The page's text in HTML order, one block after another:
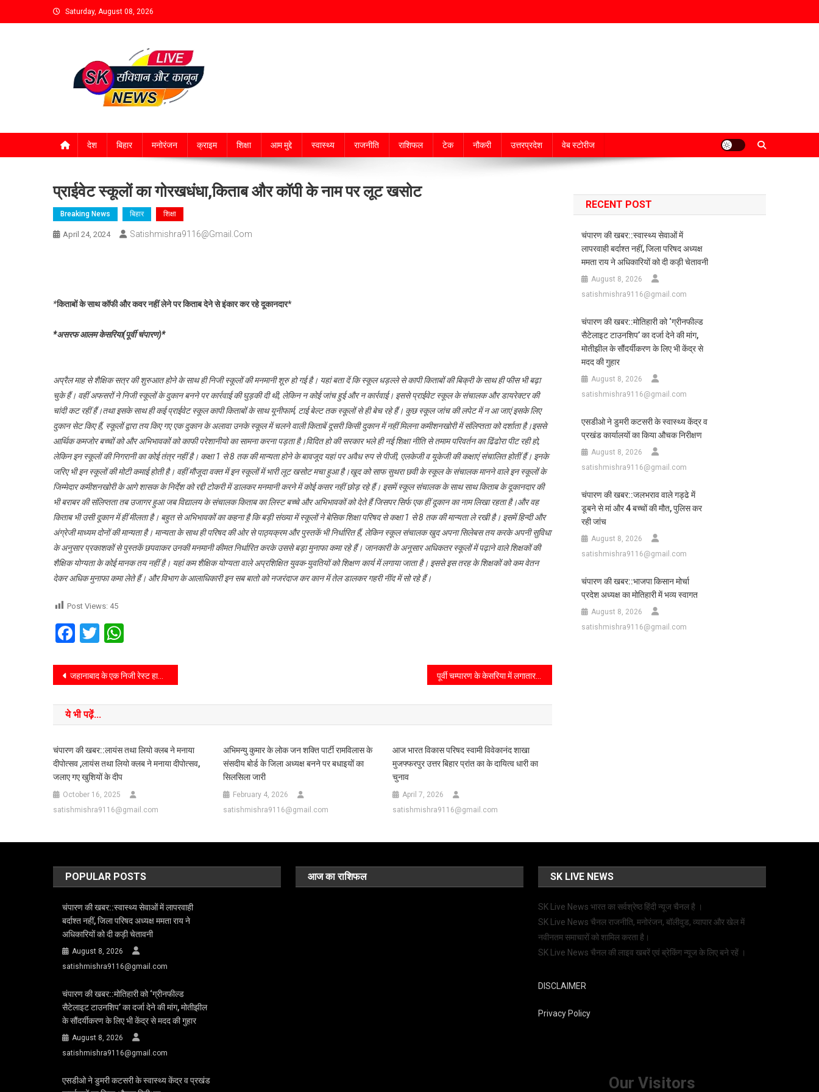
Saturday, August 08, 2026
देश बिहार मनोरंजन क्राइम शिक्षा आम मुद्दे स्वास्थ्य राजनीति राशिफल टेक नौकरी उत्तरप्रदेश वेब स्टोरीज
प्राईवेट स्कूलों का गोरखधंधा,किताब और कॉपी के नाम पर लूट खसोट
Breaking News बिहार शिक्षा
April 24, 2024 Satishmishra9116@gmail.com
*किताबों के साथ कॉफी और कवर नहीं लेने पर किताब देने से इंकार कर रहे दूकानदार*
*असरफ आलम केसरिया(पूर्वी चंपारण)*
अप्रैल माह से शैक्षिक सत्र की शुरुआत होने के साथ ही निजी स्कूलों की मनमानी शूरु हो गई है। यहां बता दें कि स्कूल धड़ल्ले से कापी किताबों की बिक्री के साथ ही फीस भी बढ़ा
चुके हैं। वहीं अफसरों ने निजी स्कूलों के दुकान बनने पर कार्रवाई की घुड़की दी थी, लेकिन न कोई जांच हुई और न कार्रवाई। इससे प्राईवेट स्कूल के संचालक और डायरेक्टर की
चांदी कट रहीं हैं।तथा इसके साथ ही कई प्राईवेट स्कूल कापी किताबों के साथ यूनीफार्म, टाई बेल्ट तक स्कूलों से ही बेच रहे हैं। कुछ स्कूल जांच की लपेट में न आ जाएं इसके लिए
दुकान सेट किए हैं, स्कूलों द्वारा तय किए गए एक दुकान के अलावा उनके स्कूल में चलने वाली किताबें दूसरी किसी दुकान में नहीं मिलना कमीशनखोरी में संलिप्तता को दर्शाता है।इससे
आर्थिक कमजोर बच्चों को और अभिभावकों को काफी परेशानीयो का सामना करना पड़ता है।विदित हो की सरकार भले ही नई शिक्षा नीति से तमाम परिवर्तन का ढिंढोरा पीट रही हो,
लेकिन इन स्कूलों की निगरानी का कोई तंत्र नहीं है। कक्षा 1 से 8 तक की मान्यता होने के बावजूद यहां पर अवैध रुप से पीजी, एलकेजी व यूकेजी की कक्षाएं संचालित होतीं हैं। इनके
जरिए भी इन स्कूलों की मोटी कमाई होती है। वहीं मौजूदा वक्त में इन स्कूलों में भारी लूट खसोट मचा हुआ है।खूद को साफ सुथरा छवी के स्कूल के संचालक मानने वाले इन स्कूलों के
जिम्मेदार कमीशनखोरी के आगे शासक के निर्देश को रद्दी टोकरी में डालकर मनमानी करने में कोई कसर नहीं छोड़ रहे हैं। इसमें स्कूल संचालक के साथ साथ किताब के दूकानदार की
भी बराबर की संलिप्तता तब उजागर हुआ जब विद्यालय के संचालक किताब का लिस्ट बच्चे और अभिभावकों को देते हैं जिसपर सिर्फ एक हीं दूकान का नाम लिखा रहता है।और वह
किताब भी उसी दूकान में हीं मीलता है। बहुत से अभिभावकों का कहना है कि बड़ी संख्या में स्कूलों ने बेसिक शिक्षा परिषद से कक्षा 1 से 8 तक की मान्यता ले रखी है। इसमें हिन्दी और
अंग्रेजी माध्यम दोनों की मान्यता है। मान्यता के साथ ही परिषद की ओर से पाठ्यक्रम और पुस्तकें भी निर्धारित हैं, लेकिन स्कूल संचालक खुद अपना सिलेबस तय करके अपनी सुविधा
के अनुसार प्रकाशकों से पुस्तकें छपवाकर उनकी मनमानी कीमत निर्धारित करके उससे बड़ा मुनाफा कमा रहे हैं। जानकारी के अनूसार अधिकतर स्कूलों में पढ़ाने वाले शिक्षकों की
शैक्षिक योग्यता के कोई मानक तय नहीं है। यहां कम शैक्षिक योग्यता वाले अप्रशिक्षित युवक-युवतियों को शिक्षण कार्य में लगाया जाता है। इससे इस तरह के शिक्षकों को कम वेतन
देकर अधिक मुनाफा कमा लेते हैं। और विभाग के आलाधिकारी इन सब बातो को नजरंदाज कर कान में तेल डालकर गहरी नींद में सो रहे हैं।
Post Views: 45
Facebook
Twitter
जहानाबाद के एक निजी रेस्ट हाउस में बाबु वीर कुंवर सिंह की 167 वाॅ विजयोत्सव पर दिया गया भावभीनी श्रद्धांजलि। पूर्वी चम्पारण के केसरिया में लगातार मोटरसाइकिल चोर गिरोह सक्रिय होता हुआ नजर आ रहा है
ये भी पढ़ें...
चंपारण की खबर::लायंस तथा लियो क्लब ने मनाया
दीपोत्सव ,लायंस तथा लियो क्लब ने मनाया दीपोत्सव,
जलाए गए खुशियों के दीप
October 16, 2025
satishmishra9116@gmail.com
अभिमन्यु कुमार के लोक जन शक्ति पार्टी रामविलास के
संसदीय बोर्ड के जिला अध्यक्ष बनने पर बधाइयों का
सिलसिला जारी
February 4, 2026
satishmishra9116@gmail.com
आज भारत विकास परिषद स्वामी विवेकानंद शाखा
मुजफ्फरपुर उत्तर बिहार प्रांत का के दायित्व धारी का
चुनाव
April 7, 2026
satishmishra9116@gmail.com
RECENT POST
चंपारण की खबर::स्वास्थ्य सेवाओं में
लापरवाही बर्दाश्त नहीं, जिला परिषद अध्यक्ष
ममता राय ने अधिकारियों को दी कड़ी चेतावनी
August 8, 2026
satishmishra9116@gmail.com
चंपारण की खबर::मोतिहारी को ‘ग्रीनफील्ड
सैटेलाइट टाउनशिप’ का दर्जा देने की मांग,
मोतीझील के सौंदर्यीकरण के लिए भी केंद्र से
मदद की गुहार
August 8, 2026
satishmishra9116@gmail.com
एसडीओ ने डुमरी कटसरी के स्वास्थ्य केंद्र व
प्रखंड कार्यालयों का किया औचक निरीक्षण
August 8, 2026
satishmishra9116@gmail.com
चंपारण की खबर::जलभराव वाले गड्ढे में
डूबने से मां और 4 बच्चों की मौत, पुलिस कर
रही जांच
August 8, 2026
satishmishra9116@gmail.com
चंपारण की खबर::भाजपा किसान मोर्चा
प्रदेश अध्यक्ष का मोतिहारी में भव्य स्वागत
August 8, 2026
satishmishra9116@gmail.com
POPULAR POSTS
चंपारण की खबर::स्वास्थ्य सेवाओं में लापरवाही
बर्दाश्त नहीं, जिला परिषद अध्यक्ष ममता राय ने
अधिकारियों को दी कड़ी चेतावनी
August 8, 2026
satishmishra9116@gmail.com
चंपारण की खबर::मोतिहारी को ‘ग्रीनफील्ड
सैटेलाइट टाउनशिप’ का दर्जा देने की मांग, मोतीझील
के सौंदर्यीकरण के लिए भी केंद्र से मदद की गुहार
August 8, 2026
satishmishra9116@gmail.com
एसडीओ ने डुमरी कटसरी के स्वास्थ्य केंद्र व प्रखंड
आज का राशिफल SK LIVE NEWS
SK Live News भारत का सर्वश्रेष्ठ हिंदी न्‍यूज चैनल है ।
SK Live News चैनल राजनीति, मनोरंजन, बॉलीवुड, व्यापार और खेल में
नवीनतम समाचारों को शामिल करता है।
SK Live News चैनल की लाइव खबरें एवं ब्रेकिंग न्यूज के लिए बने रहें ।
DISCLAIMER
Privacy Policy
Our Visitors